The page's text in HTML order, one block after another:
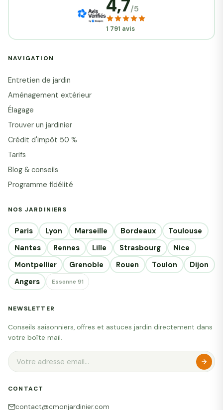
4,7/5
1 791 avis
NAVIGATION
Entretien de jardin
Aménagement extérieur
Élagage
Trouver un jardinier
Crédit d'impôt 50 %
Tarifs
Blog & conseils
Programme fidélité
NOS JARDINIERS
Paris Lyon Marseille Bordeaux
Toulouse
Nantes
Rennes Lille Strasbourg
Nice
Montpellier
Grenoble Rouen Toulon
Dijon
Angers
Essonne 91
NEWSLETTER
Conseils saisonniers, offres et astuces jardin directement dans
votre boîte mail.
CONTACT
contact@cmonjardinier.com